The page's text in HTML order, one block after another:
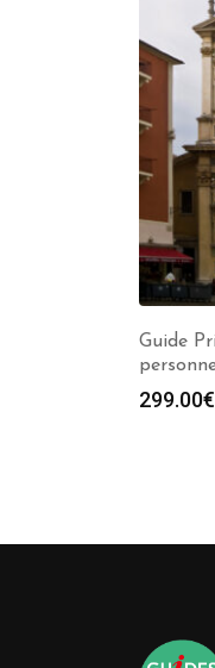
Guide
299.00€